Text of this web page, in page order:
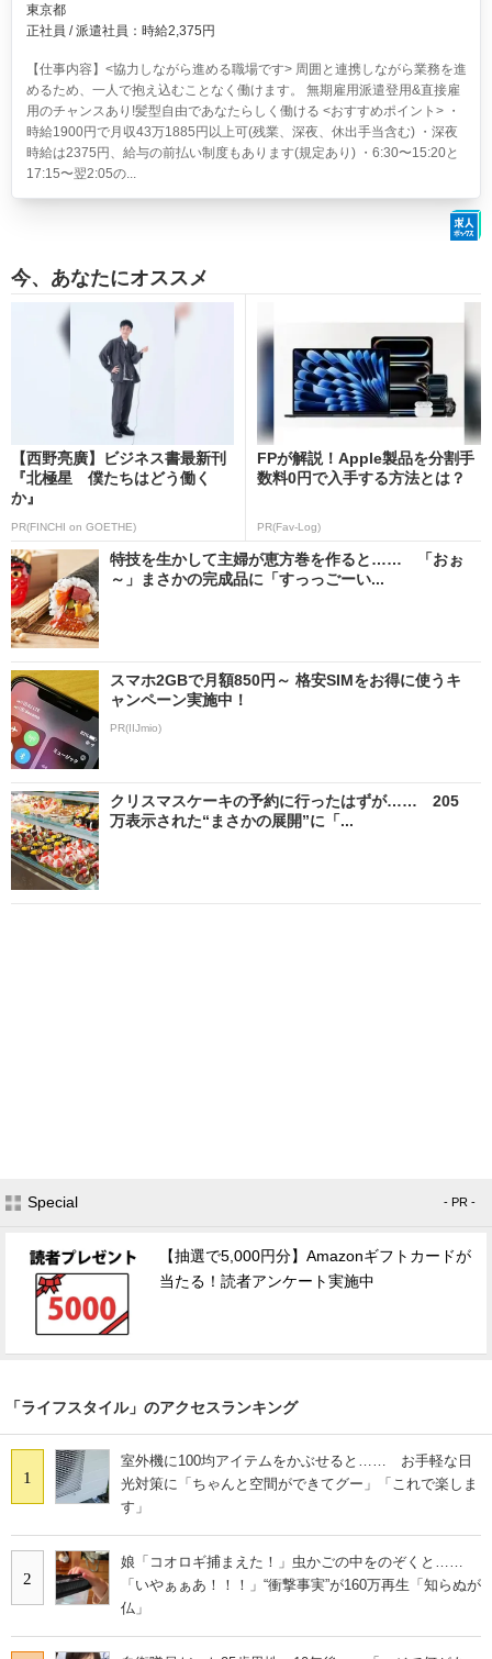
東京都
正社員 / 派遣社員：時給2,375円
【仕事内容】<協力しながら進める職場です> 周囲と連携しながら業務を進
めるため、一人で抱え込むことなく働けます。 無期雇用派遣登用&直接雇
用のチャンスあり!髪型自由であなたらしく働ける <おすすめポイント> ・
時給1900円で月収43万1885円以上可(残業、深夜、休出手当含む) ・深夜
時給は2375円、給与の前払い制度もあります(規定あり) ・6:30〜15:20と
17:15〜翌2:05の...
今、あなたにオススメ
【西野亮廣】ビジネス書最新刊
『北極星 僕たちはどう働く
か』
PR(FINCHI on GOETHE)
FPが解説！Apple製品を分割手
数料0円で入手する方法とは？
PR(Fav-Log)
特技を生かして主婦が恵方巻を作ると…… 「おぉ
～」まさかの完成品に「すっっごーい...
スマホ2GBで月額850円～ 格安SIMをお得に使うキ
ャンペーン実施中！
PR(IIJmio)
クリスマスケーキの予約に行ったはずが…… 205
万表示された“まさかの展開”に「...
Special - PR -
【抽選で5,000円分】Amazonギフトカードが
当たる！読者アンケート実施中
「ライフスタイル」のアクセスランキング
1
室外機に100均アイテムをかぶせると…… お手軽な日
光対策に「ちゃんと空間ができてグー」「これで楽しま
す」
2
娘「コオロギ捕まえた！」虫かごの中をのぞくと……
「いやぁぁあ！！！」“衝撃事実”が160万再生「知らぬが
仏」